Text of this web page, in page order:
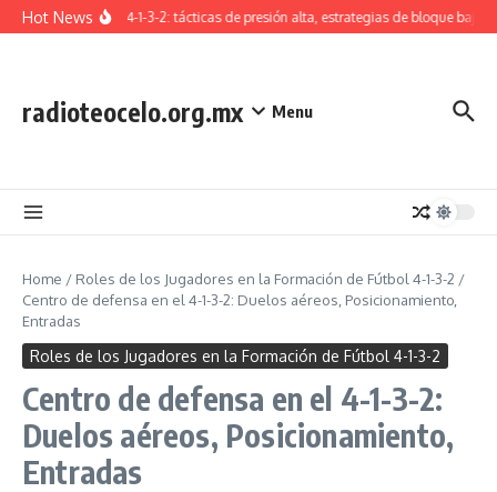
Skip to content
Hot News
Formación 4-1-3-2: tácticas de presión alta, estrategias de bloque bajo,
radioteocelo.org.mx Menu
Home / Roles de los Jugadores en la Formación de Fútbol 4-1-3-2 /
Centro de defensa en el 4-1-3-2: Duelos aéreos, Posicionamiento,
Entradas
Roles de los Jugadores en la Formación de Fútbol 4-1-3-2
Centro de defensa en el 4-1-3-2:
Duelos aéreos, Posicionamiento,
Entradas